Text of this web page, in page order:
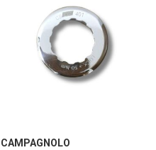
CAMPAGNOLO